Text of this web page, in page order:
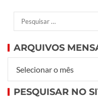
ARQUIVOS
PESQUISAR NO